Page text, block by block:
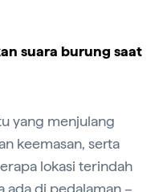
suara burung saat
yang menjulang
keemasan, serta
lokasi terindah
ada di pedalaman –